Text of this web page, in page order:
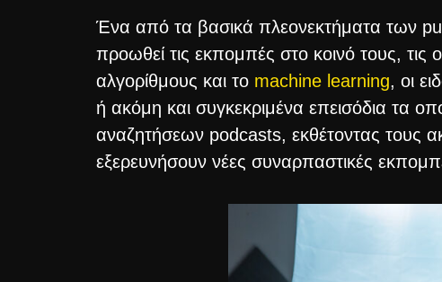
Ένα από τα βασικά πλεονεκτήματα των
προωθεί τις εκπομπές στο κοινό τους,
αλγορίθμους και το machine learning, οι
ή ακόμη και συγκεκριμένα επεισόδια τα
αναζητήσεων podcasts, εκθέτοντας τους
εξερευνήσουν νέες συναρπαστικές